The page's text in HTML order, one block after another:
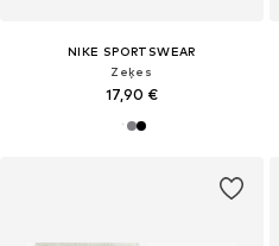
NIKE SPORTSWEAR
Zeķes
17,90 €